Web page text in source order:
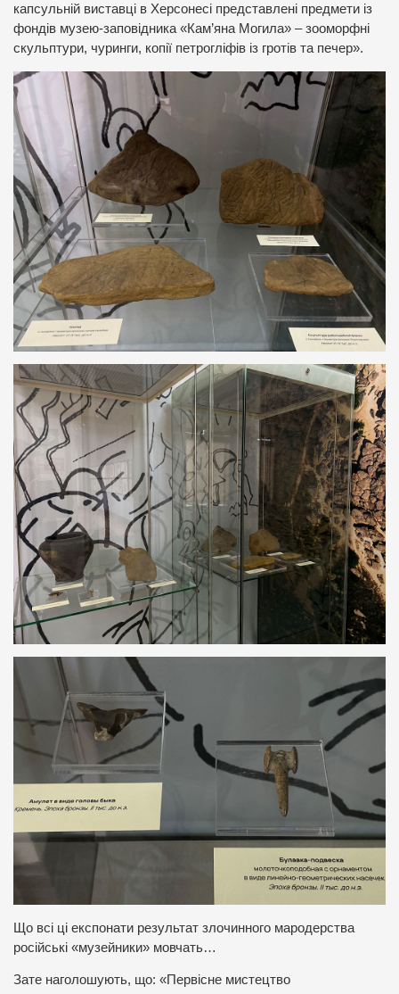
капсульній виставці в Херсонесі представлені предмети із
фондів музею-заповідника «Кам’яна Могила» – зооморфні
скульптури, чуринги, копії петрогліфів із гротів та печер».
Що всі ці експонати результат злочинного мародерства
російські «музейники» мовчать…
Зате наголошують, що: «Первісне мистецтво